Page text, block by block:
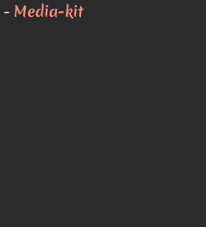
- Media-kit